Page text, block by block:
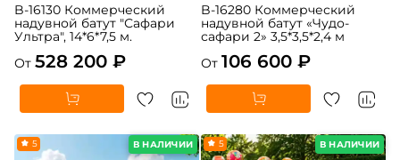
B-16130 Коммерческий
надувной батут "Сафари
Ультра", 14*6*7,5 м.
От 528 200 ₽
B-16280 Коммерческий
надувной батут «Чудо-
сафари 2» 3,5*3,5*2,4 м
От 106 600 ₽
В НАЛИЧИИ
5 В НАЛИЧИИ
5